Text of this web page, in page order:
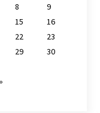
8
9
15
16
22
23
29
30